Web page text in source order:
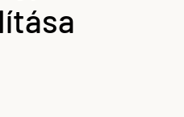
Hermann Zsófia